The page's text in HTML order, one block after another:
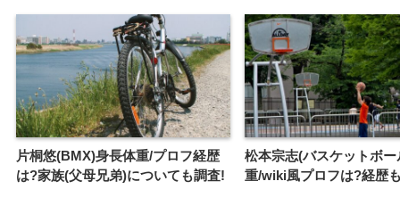
片桐悠(BMX)身長体重/プロフ経歴
は?家族(父母兄弟)についても調査!
松本宗志(バスケットボ
重/wiki風プロフは?経歴